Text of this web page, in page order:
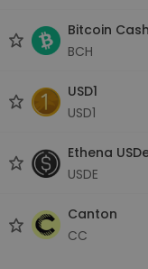
Bitcoin Cash
BCH
USD1
USD1
Ethena
USDE
Canton
CC